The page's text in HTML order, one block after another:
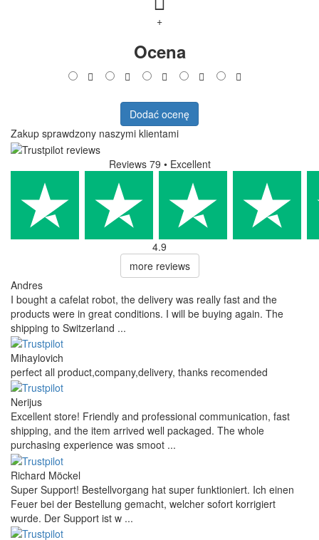
+
Ocena
Dodać ocenę
Zakup sprawdzony naszymi klientami
Reviews 79 • Excellent
4.9
more reviews
Andres
I bought a cafelat robot, the delivery was really fast and the
products were in great conditions. I will be buying again. The
shipping to Switzerland ...
Mihaylovich
perfect all product,company,delivery, thanks recomended
Nerijus
Excellent store! Friendly and professional communication, fast
shipping, and the item arrived well packaged. The whole
purchasing experience was smoot ...
Richard Möckel
Super Support! Bestellvorgang hat super funktioniert. Ich einen
Feuer bei der Bestellung gemacht, welcher sofort korrigiert
wurde. Der Support ist w ...